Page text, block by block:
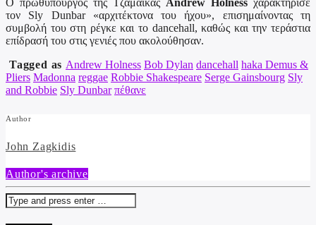
Ο πρωθυπουργός της Τζαμάικας Andrew Holness χαρακτήρισε
τον Sly Dunbar «αρχιτέκτονα του ήχου», επισημαίνοντας τη
συμβολή του στη ρέγκε και το dancehall, καθώς και την τεράστια
επίδρασή του στις γενιές που ακολούθησαν.
Tagged as Andrew Holness Bob Dylan dancehall haka Demus &
Pliers Madonna reggae Robbie Shakespeare Serge Gainsbourg Sly
and Robbie Sly Dunbar πέθανε
Author
John Zagkidis
Author's archive